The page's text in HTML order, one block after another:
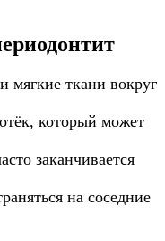
мягкие ткани вокруг
который может
заканчивается
на соседние